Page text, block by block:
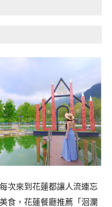
次來到花蓮都讓人流連忘
食，花蓮餐廳推薦「洄瀾